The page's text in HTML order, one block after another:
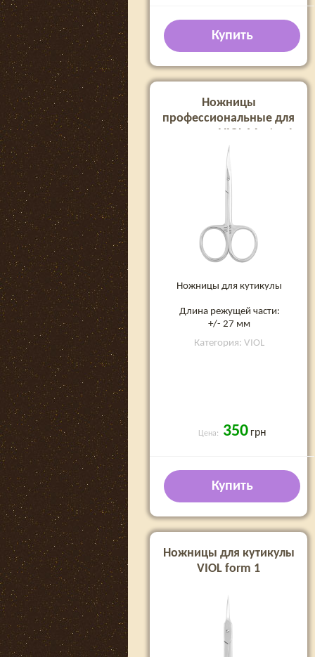
Купить
Ножницы
профессиональные для
кутикулы VIOL Master 1
form R
Ножницы для кутикулы
Длина режущей части:
+/- 27 мм
Категория: VIOL
Цена: 350 грн
Купить
Ножницы для кутикулы
VIOL form 1